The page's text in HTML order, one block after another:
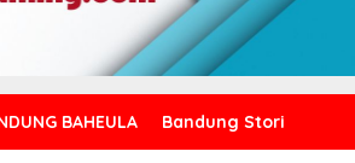
BAHEULA Bandung Stori